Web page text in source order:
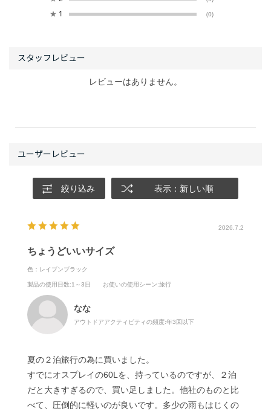
★ 1 (0)
絞り込み 表示：新しい順
2026.7.2
ちょうどいいサイズ
色：レイブンブラック
製品の使用日数:1～3日 お使いの使用シーン:旅行
なな
アウトドアアクティビティの頻度:年3回以下
夏の２泊旅行の為に買いました。
すでにオスプレイの60Lを、持っているのですが、２泊
だと大きすぎるので、買い足しました。他社のものと比
べて、圧倒的に軽いのが良いです。多少の雨もはじくの
レビューはありません。